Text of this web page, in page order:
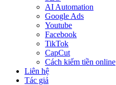
AI Automation
Google Ads
Youtube
Facebook
TikTok
CapCut
Cách kiếm tiền online
Liên hệ
Tác giả